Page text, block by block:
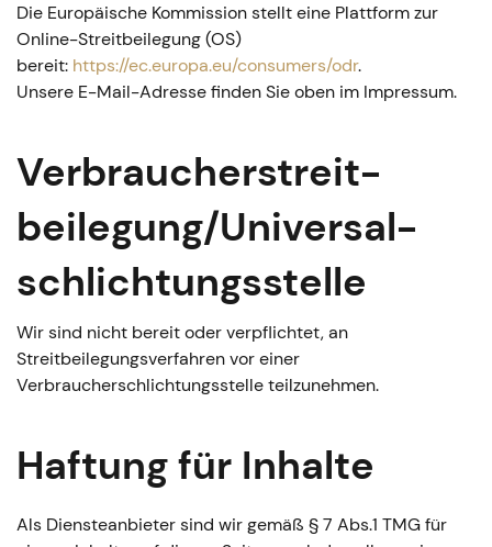
Die Europäische Kommission stellt eine Plattform zur
Online-Streitbeilegung (OS)
bereit: https://ec.europa.eu/consumers/odr.
Unsere E-Mail-Adresse finden Sie oben im Impressum.
Verbraucher­streit­
beilegung/Universal­
schlichtungs­stelle
Wir sind nicht bereit oder verpflichtet, an
Streitbeilegungsverfahren vor einer
Verbraucherschlichtungsstelle teilzunehmen.
Haftung für Inhalte
Als Diensteanbieter sind wir gemäß § 7 Abs.1 TMG für